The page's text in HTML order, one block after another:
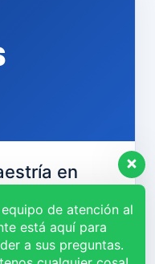
en
Gerencia
Humanos
Ciencias, con
de atención al
está aquí para
a sus preguntas.